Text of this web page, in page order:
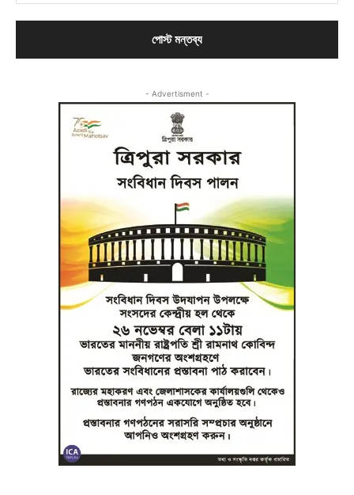
- Advertisment -